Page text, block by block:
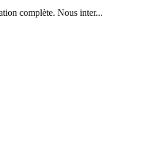
complète. Nous inter...